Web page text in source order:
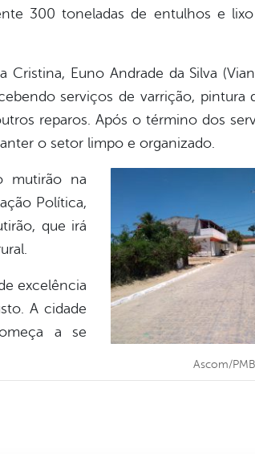
300 toneladas de entulhos e
Euno Andrade da Silva
serviços de varrição, pintura
reparos. Após o término dos
o setor limpo e organizado.
Ascom/
mutirão na
Política,
que irá
excelência
A cidade
a se